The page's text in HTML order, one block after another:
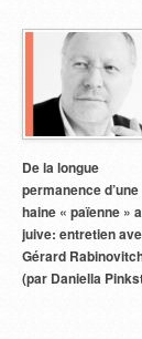
De la longue
permanence d’une
haine « païenne »
juive: entretien
Gérard
(par Daniella